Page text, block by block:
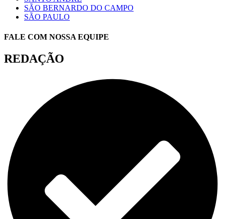
SÃO BERNARDO DO CAMPO
SÃO PAULO
FALE COM NOSSA EQUIPE
REDAÇÃO